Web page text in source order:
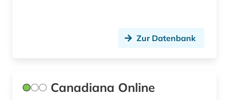
jüdische studien (1)
Zur Datenbank
Canadiana Online